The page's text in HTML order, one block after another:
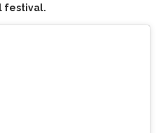
festival.